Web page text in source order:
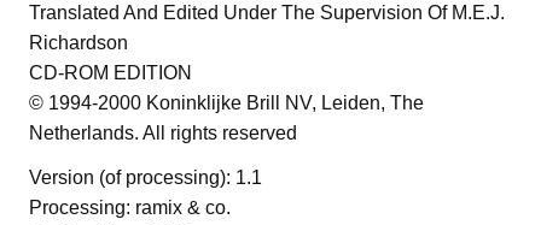
Translated And Edited Under The Supervision Of M.E.J.
Richardson
CD-ROM EDITION
© 1994-2000 Koninklijke Brill NV, Leiden, The
Netherlands. All rights reserved
Version (of processing): 1.1
Processing: ramix & co.